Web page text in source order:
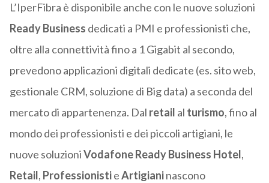
L’IperFibra è disponibile anche con le nuove soluzioni
Ready Business dedicati a PMI e professionisti che,
oltre alla connettività fino a 1 Gigabit al secondo,
prevedono applicazioni digitali dedicate (es. sito web,
gestionale CRM, soluzione di Big data) a seconda del
mercato di appartenenza. Dal retail al turismo, fino al
mondo dei professionisti e dei piccoli artigiani, le
nuove soluzioniVodafone Ready Business Hotel,
Retail, ProfessionistieArtigianinascono